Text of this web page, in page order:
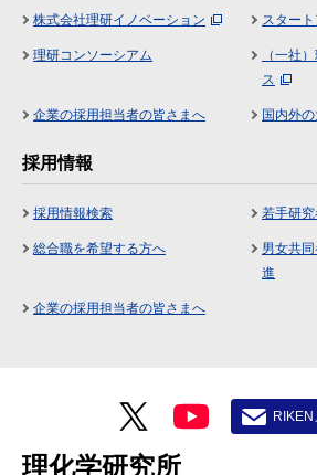
株式会社理研イノベーション スター
理研コンソーシアム
（一社
ス
企業の採用担当者の皆さまへ 国内外
採用情報
採用情報検索 若手研
総合職を希望する方へ
男女共
進
企業の採用担当者の皆さまへ
理化学研究所